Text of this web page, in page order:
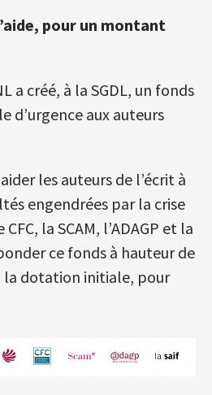
pour un montant
a créé, à la SGDL, un fonds
d’urgence aux auteurs
les auteurs de l’écrit à
engendrées par la crise
la SCAM, l’ADAGP et la
ce fonds à hauteur de
la dotation initiale, pour